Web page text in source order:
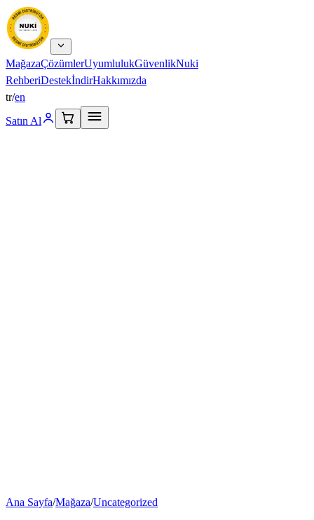
MağazaÇözümlerUyumlulukGüvenlikNuki
RehberiDestekİndirHakkımızda
tr/en
Satın Al
Ana Sayfa/Mağaza/Uncategorized